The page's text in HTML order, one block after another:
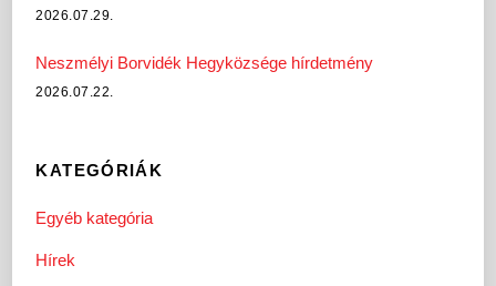
2026.07.29.
Neszmélyi Borvidék Hegyközsége hírdetmény
2026.07.22.
KATEGÓRIÁK
Egyéb kategória
Hírek